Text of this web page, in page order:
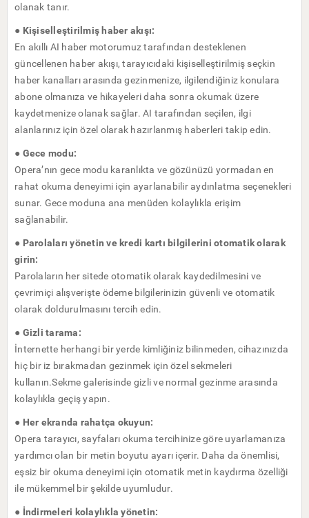
olanak tanır.
● Kişiselleştirilmiş haber akışı:
En akıllı AI haber motorumuz tarafından desteklenen
güncellenen haber akışı, tarayıcıdaki kişiselleştirilmiş seçkin
haber kanalları arasında gezinmenize, ilgilendiğiniz konulara
abone olmanıza ve hikayeleri daha sonra okumak üzere
kaydetmenize olanak sağlar. AI tarafından seçilen, ilgi
alanlarınız için özel olarak hazırlanmış haberleri takip edin.
● Gece modu:
Opera’nın gece modu karanlıkta ve gözünüzü yormadan en
rahat okuma deneyimi için ayarlanabilir aydınlatma seçenekleri
sunar. Gece moduna ana menüden kolaylıkla erişim
sağlanabilir.
● Parolaları yönetin ve kredi kartı bilgilerini otomatik olarak
girin:
Parolaların her sitede otomatik olarak kaydedilmesini ve
çevrimiçi alışverişte ödeme bilgilerinizin güvenli ve otomatik
olarak doldurulmasını tercih edin.
● Gizli tarama:
İnternette herhangi bir yerde kimliğiniz bilinmeden, cihazınızda
hiç bir iz bırakmadan gezinmek için özel sekmeleri
kullanın.Sekme galerisinde gizli ve normal gezinme arasında
kolaylıkla geçiş yapın.
● Her ekranda rahatça okuyun:
Opera tarayıcı, sayfaları okuma tercihinize göre uyarlamanıza
yardımcı olan bir metin boyutu ayarı içerir. Daha da önemlisi,
eşsiz bir okuma deneyimi için otomatik metin kaydırma özelliği
ile mükemmel bir şekilde uyumludur.
● İndirmeleri kolaylıkla yönetin: